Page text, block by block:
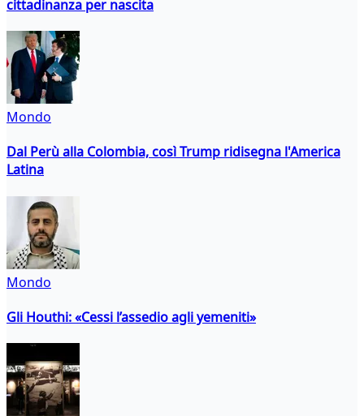
cittadinanza per nascita
Mondo
Dal Perù alla Colombia, così Trump ridisegna l'America
Latina
Mondo
Gli Houthi: «Cessi l’assedio agli yemeniti»